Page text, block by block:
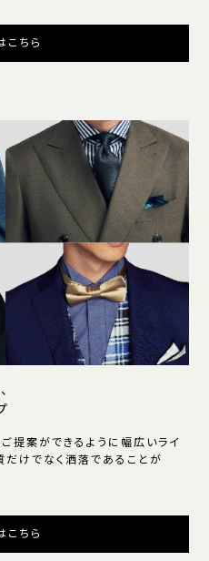
こちら
提案ができるように幅広いライ
だけでなく洒落であることが
こちら